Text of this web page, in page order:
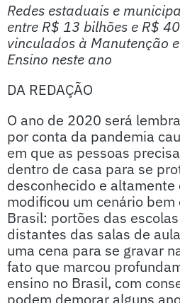
Redes estaduais e
entre R$ 13 bilhões e R$
vinculados à Manutenção
Ensino neste ano
DA REDAÇÃO
O ano de 2020 será
por conta da pandemia
em que as pessoas
dentro de casa para se
desconhecido e altamente
modificou um cenário
Brasil: portões das
distantes das salas de
uma cena para se gravar
fato que marcou
ensino no Brasil, com
podem demorar alguns